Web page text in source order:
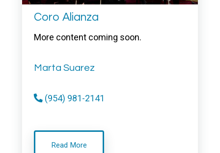
Coro Alianza
More content coming soon.
Marta Suarez
(954) 981-2141
Read More